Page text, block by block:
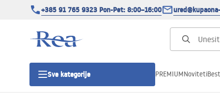
+385 91 765 9323 Pon-Pet: 8:00–16:00
Sve kategorije PREMIUMNoviteti